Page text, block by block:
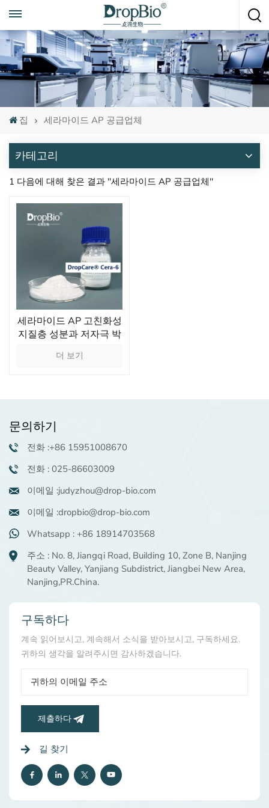
언제든지 전화하세요
+86 15951008670
집 세라마이드 AP 공급업체
카테고리
1 다음에 대해 찾은 결과 "세라마이드 AP 공급업체"
세라마이드 AP 고친화성
지질층 성분과 저자극 박
를 위한
더 보기
문의하기
전화 :+86 15951008670
전화 : 025-86603009
이메일 :judyzhou@drop-bio.com
이메일 :dropbio@drop-bio.com
Whatsapp : +86 18914703568
주소 : No. 8, Jiangqi Road, Building 10, Zone B, Nanjing
Beauty Valley, Yanjiang Subdistrict, Jiangbei New Area,
Nanjing,PR.China.
구독하다
계속 읽어보시고, 계속해서 소식을 받아보시고, 구독하세요.
귀하의 생각을 알려주시면 감사하겠습니다.
제출하다
길 찾기